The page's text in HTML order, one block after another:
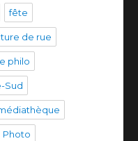
fête
de rue
philo
Sud
Photo